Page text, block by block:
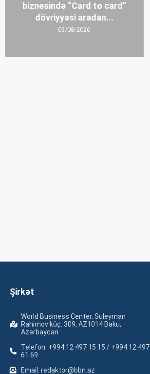
biznesində “Card to card”
dövriyyəsi aradan...
03/08/2026
Şirkət
World Business Center. Suleyman
Rahimov küç. 309, AZ1014 Baku,
Azərbaycan
Telefon: +994 12 497 15 15 / +994 12 497
61 69
Email: redaktor@bbn.az